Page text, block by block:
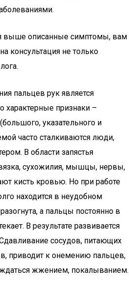
выше описанные симптомы, вам
консультация не только
пальцев рук является
характерные признаки –
указательного и
часто сталкиваются люди,
В области запястья
сухожилия, мышцы, нервы,
кисть кровью. Но при работе
находится в неудобном
а пальцы постоянно в
В результате развивается
сосудов, питающих
приводит к онемению пальцев,
жжением, покалыванием.